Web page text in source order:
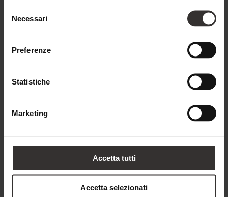
delNecessari
Preferenze
Statistiche
Marketing
Accetta tutti
Accetta selezionati